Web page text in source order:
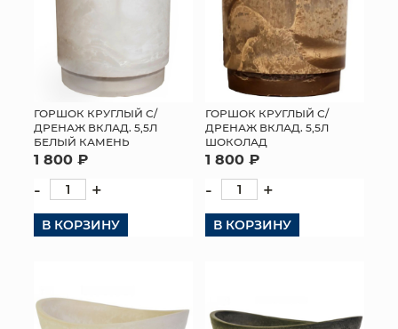
ГОРШОК КРУГЛЫЙ С/
ДРЕНАЖ ВКЛАД. 5,5Л
БЕЛЫЙ КАМЕНЬ
1 800 ₽
- +
В КОРЗИНУ
ГОРШОК КРУГЛЫЙ С/
ДРЕНАЖ ВКЛАД. 5,5Л
ШОКОЛАД
1 800 ₽
- +
В КОРЗИНУ